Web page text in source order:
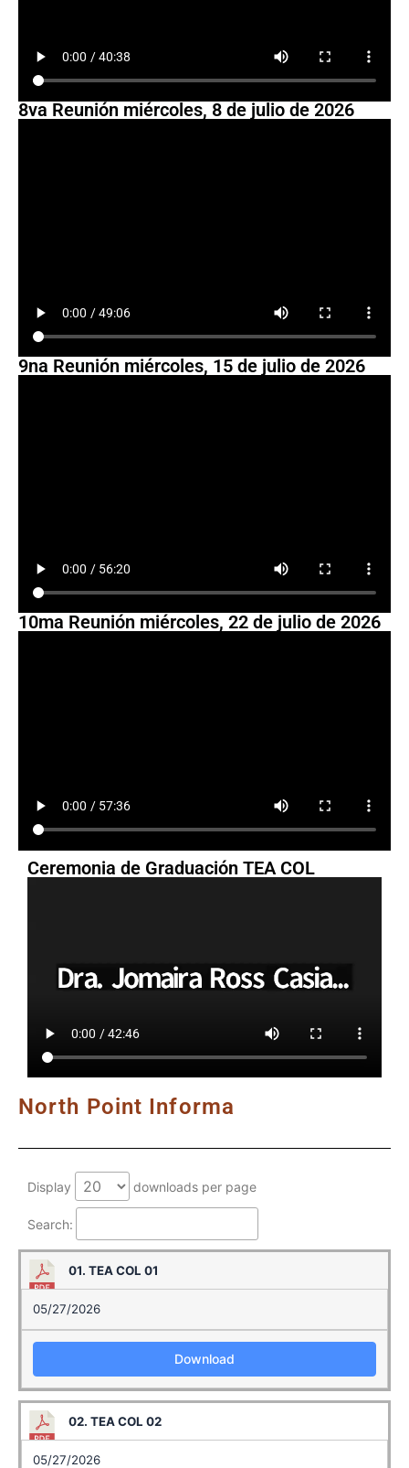
8va Reunión miércoles, 8 de julio de 2026
9na Reunión miércoles, 15 de julio de 2026
10ma Reunión miércoles, 22 de julio de 2026
Ceremonia de Graduación TEA COL
North Point Informa
Display downloads per page
Search:
01. TEA COL 01
05/27/2026
Download
02. TEA COL 02
05/27/2026